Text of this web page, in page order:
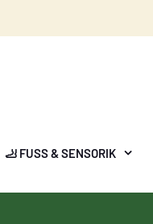
🦶 FUSS & SENSORIK